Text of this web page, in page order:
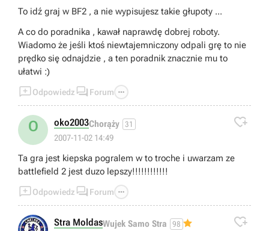
To idź graj w BF2 , a nie wypisujesz takie głupoty ...
A co do poradnika , kawał naprawdę dobrej roboty.
Wiadomo że jeśli ktoś niewtajemniczony odpali grę to nie
prędko się odnajdzie , a ten poradnik znacznie mu to
ułatwi :)
Odpowiedz  Forum 
O oko2003Chorąży 31
2007-11-02 14:49

Ta gra jest kiepska pogralem w to troche i uwarzam ze
battlefield 2 jest duzo lepszy!!!!!!!!!!!!
Odpowiedz  Forum 
Stra MoldasWujek Samo Stra 98 